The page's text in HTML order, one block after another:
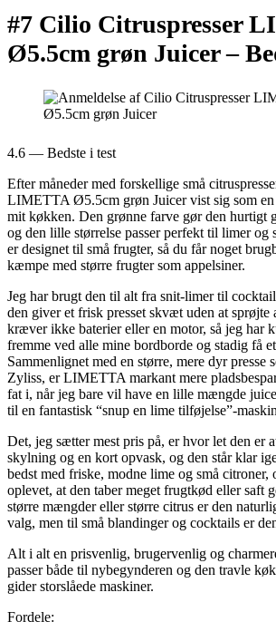
#7 Cilio Citruspresser
Ø5.5cm grøn Juicer –
4.6 — Bedste i test
Efter måneder med forskellige små
LIMETTA Ø5.5cm grøn Juicer vist sig som
mit køkken. Den grønne farve gør den hurtigt
og den lille størrelse passer perfekt til limer og
er designet til små frugter, så du får noget
kæmpe med større frugter som appelsiner.
Jeg har brugt den til alt fra snit-limer til
den giver et frisk presset skvæt uden at sprøjte
kræver ikke baterier eller en motor, så jeg har
fremme ved alle mine bordborde og stadig få
Sammenlignet med en større, mere dyr presse
Zyliss, er LIMETTA markant mere
fat i, når jeg bare vil have en lille mængde
til en fantastisk “snup en lime tilføjelse”-
Det, jeg sætter mest pris på, er hvor let den er
skylning og en kort opvask, og den står klar
bedst med friske, modne lime og små citroner,
oplevet, at den taber meget frugtkød eller saft
større mængder eller større citrus er den
valg, men til små blandinger og cocktails er
Alt i alt en prisvenlig, brugervenlig og
passer både til nybegynderen og den travle
gider storslåede maskiner.
Fordele: